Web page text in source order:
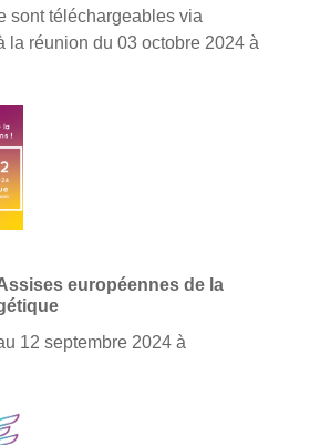
sont téléchargeables via
la réunion du 03 octobre 2024 à
européennes de la
12 septembre 2024 à